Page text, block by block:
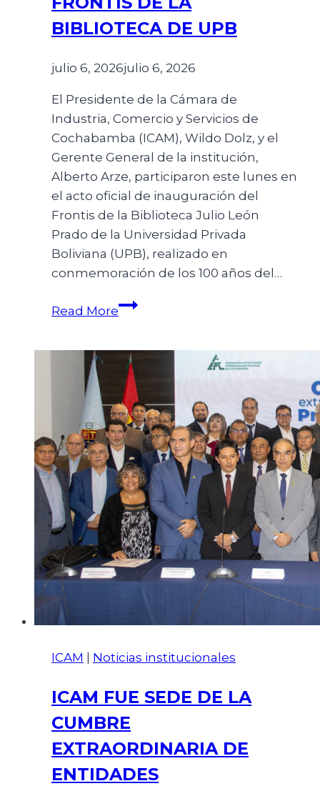
BIBLIOTECA DE UPB
julio 6, 2026julio 6, 2026
El Presidente de la Cámara de
Industria, Comercio y Servicios de
Cochabamba (ICAM), Wildo Dolz, y el
Gerente General de la institución,
Alberto Arze, participaron este lunes en
el acto oficial de inauguración del
Frontis de la Biblioteca Julio León
Prado de la Universidad Privada
Boliviana (UPB), realizado en
conmemoración de los 100 años del…
Read More
ICAM Noticias institucionales
ICAM FUE SEDE DE LA
CUMBRE
EXTRAORDINARIA DE
ENTIDADES